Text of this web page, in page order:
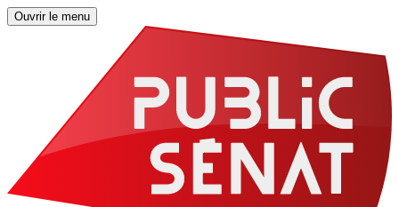
Ouvrir le menu